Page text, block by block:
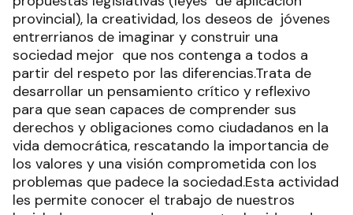
provincial), la creatividad, los deseos de jóvenes
entrerrianos de imaginar y construir una
sociedad mejor que nos contenga a todos a
partir del respeto por las diferencias.Trata de
desarrollar un pensamiento crítico y reflexivo
para que sean capaces de comprender sus
derechos y obligaciones como ciudadanos en la
vida democrática, rescatando la importancia de
los valores y una visión comprometida con los
problemas que padece la sociedad.Esta actividad
les permite conocer el trabajo de nuestros